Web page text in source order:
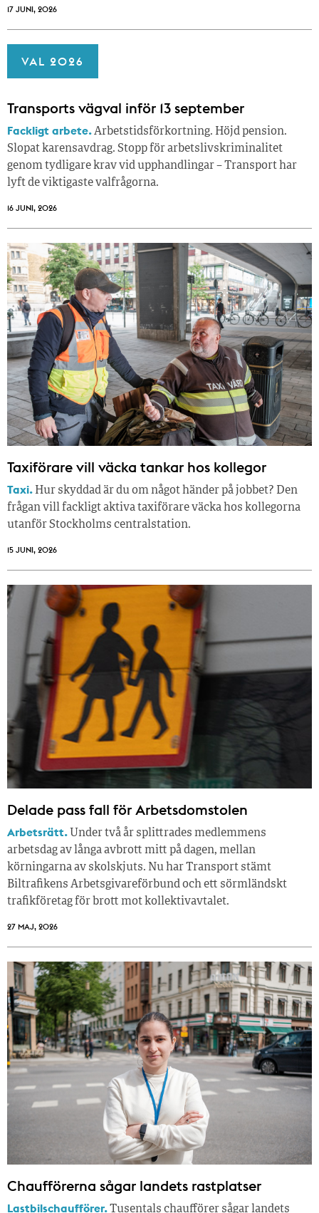
17 JUNI, 2026
VAL 2026
Transports vägval inför 13 september
Fackligt arbete.Arbetstidsförkortning. Höjd pension.
Slopat karensavdrag. Stopp för arbetslivskriminalitet
genom tydligare krav vid upphandlingar – Transport har
lyft de viktigaste valfrågorna.
16 JUNI, 2026
Taxiförare vill väcka tankar hos kollegor
Taxi. Hur skyddad är du om något händer på jobbet? Den
frågan vill fackligt aktiva taxiförare väcka hos kollegorna
utanför Stockholms centralstation.
15 JUNI, 2026
Delade pass fall för Arbetsdomstolen
Arbetsrätt. Under två år splittrades medlemmens
arbetsdag av långa avbrott mitt på dagen, mellan
körningarna av skolskjuts. Nu har Transport stämt
Biltrafikens Arbetsgivareförbund och ett sörmländskt
trafikföretag för brott mot kollektivavtalet.
27 MAJ, 2026
Chaufförerna sågar landets rastplatser
Lastbilschaufförer.Tusentals chaufförer sågar landets